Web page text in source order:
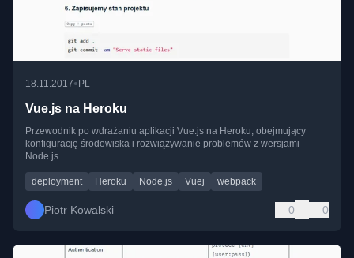
18.11.2017•PL
Vue.js na Heroku
Przewodnik po wdrażaniu aplikacji Vue.js na Heroku, obejmujący
konfigurację środowiska i rozwiązywanie problemów z wersjami
Node.js.
deployment Heroku Node.js Vuej webpack
Piotr Kowalski 0 0